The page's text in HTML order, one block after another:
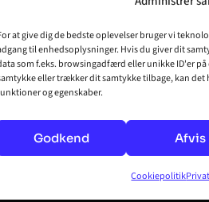
at give dig de bedste oplevelser bruger vi
til enhedsoplysninger. Hvis du giver dit
som f.eks. browsingadfærd eller unikke ID'er
eller trækker dit samtykke tilbage, kan
og egenskaber.
Godkend Afvis
Cookiepolitik